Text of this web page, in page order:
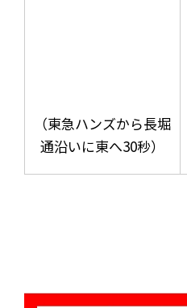
（東急ハンズから長堀
通沿いに東へ30秒）